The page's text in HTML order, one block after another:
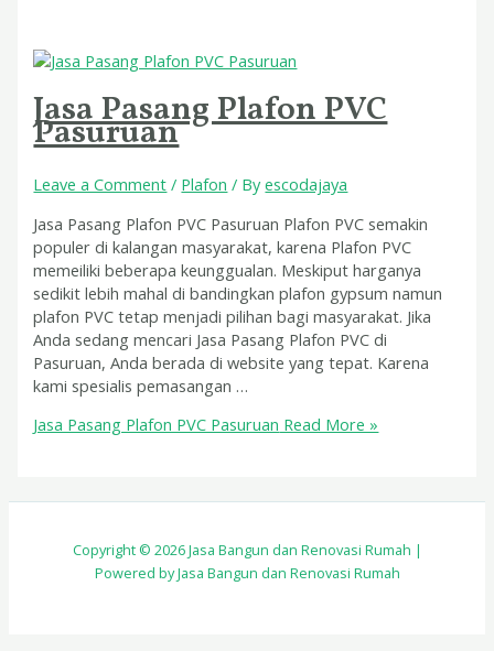
Jasa Pasang Plafon PVC
Pasuruan
Leave a Comment / Plafon / Byescodajaya
Jasa Pasang Plafon PVC Pasuruan Plafon PVC semakin
populer di kalangan masyarakat, karena Plafon PVC
memeiliki beberapa keunggualan. Meskiput harganya
sedikit lebih mahal di bandingkan plafon gypsum namun
plafon PVC tetap menjadi pilihan bagi masyarakat. Jika
Anda sedang mencari Jasa Pasang Plafon PVC di
Pasuruan, Anda berada di website yang tepat. Karena
kami spesialis pemasangan …
Jasa Pasang Plafon PVC Pasuruan Read More »
Copyright © 2026 Jasa Bangun dan Renovasi Rumah |
Powered by Jasa Bangun dan Renovasi Rumah